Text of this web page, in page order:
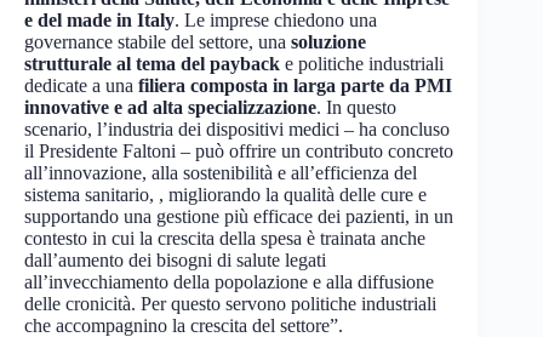
e del made in Italy. Le imprese chiedono una
governance stabile del settore, una soluzione
strutturale al tema del payback e politiche industriali
dedicate a una filiera composta in larga parte da PMI
innovative e ad alta specializzazione. In questo
scenario, l’industria dei dispositivi medici – ha concluso
il Presidente Faltoni – può offrire un contributo concreto
all’innovazione, alla sostenibilità e all’efficienza del
sistema sanitario, , migliorando la qualità delle cure e
supportando una gestione più efficace dei pazienti, in un
contesto in cui la crescita della spesa è trainata anche
dall’aumento dei bisogni di salute legati
all’invecchiamento della popolazione e alla diffusione
delle cronicità. Per questo servono politiche industriali
che accompagnino la crescita del settore”.